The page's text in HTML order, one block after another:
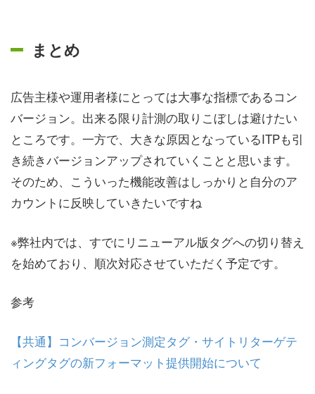
まとめ
広告主様や運用者様にとっては大事な指標であるコン
バージョン。出来る限り計測の取りこぼしは避けたい
ところです。一方で、大きな原因となっているITPも引
き続きバージョンアップされていくことと思います。
そのため、こういった機能改善はしっかりと自分のア
カウントに反映していきたいですね
※弊社内では、すでにリニューアル版タグへの切り替え
を始めており、順次対応させていただく予定です。
参考
【共通】コンバージョン測定タグ・サイトリターゲテ
ィングタグの新フォーマット提供開始について